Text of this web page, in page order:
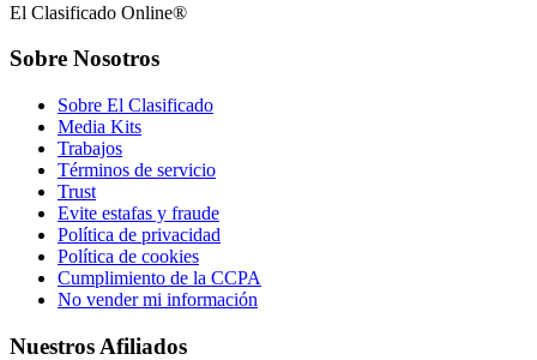
El Clasificado Online®
Sobre Nosotros
Sobre El Clasificado
Media Kits
Trabajos
Términos de servicio
Trust
Evite estafas y fraude
Política de privacidad
Política de cookies
Cumplimiento de la CCPA
No vender mi información
Nuestros Afiliados